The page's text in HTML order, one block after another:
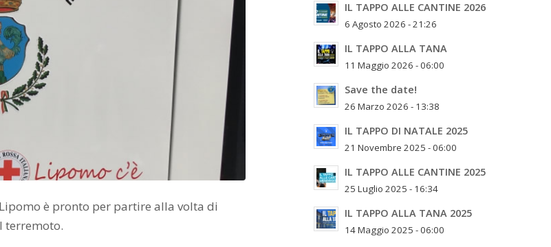
è pronto per partire alla volta di
terremoto.
IL TAPPO ALLE CANTINE 2026
6 Agosto 2026 - 21:26
IL TAPPO ALLA TANA
11 Maggio 2026 - 06:00
Save the date!
26 Marzo 2026 - 13:38
IL TAPPO DI NATALE 2025
21 Novembre 2025 - 06:00
IL TAPPO ALLE CANTINE 2025
25 Luglio 2025 - 16:34
IL TAPPO ALLA TANA 2025
14 Maggio 2025 - 06:00